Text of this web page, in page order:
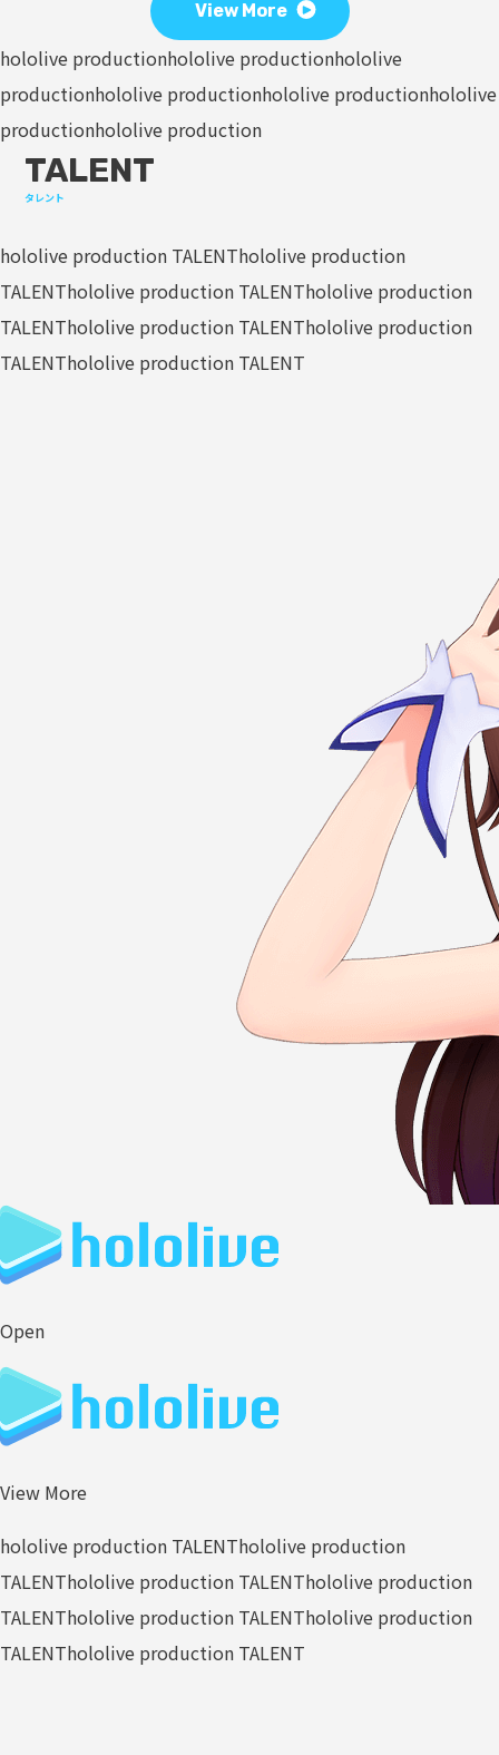
View More
hololive productionhololive productionhololive
productionhololive productionhololive productionhololive
productionhololive production
TALENT
タレント
hololive production TALENThololive production
TALENThololive production TALENThololive production
TALENThololive production TALENThololive production
TALENThololive production TALENT
Open
View More
hololive production TALENThololive production
TALENThololive production TALENThololive production
TALENThololive production TALENThololive production
TALENThololive production TALENT